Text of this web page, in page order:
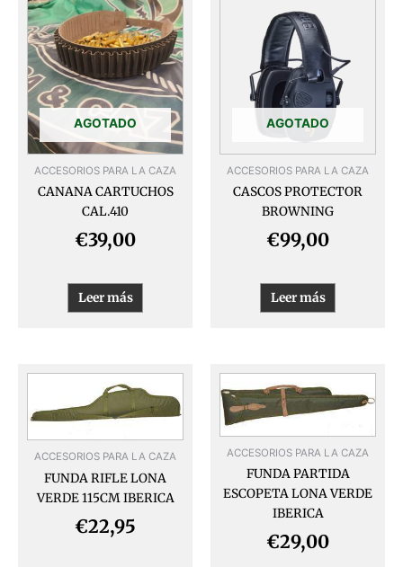
AGOTADO
ACCESORIOS PARA LA CAZA
CANANA CARTUCHOS
CAL.410
€39,00
Leer más
AGOTADO
ACCESORIOS PARA LA CAZA
CASCOS PROTECTOR
BROWNING
€99,00
Leer más
ACCESORIOS PARA LA CAZA
FUNDA RIFLE LONA
VERDE 115CM IBERICA
€22,95
ACCESORIOS PARA LA CAZA
FUNDA PARTIDA
ESCOPETA LONA VERDE
IBERICA
€29,00